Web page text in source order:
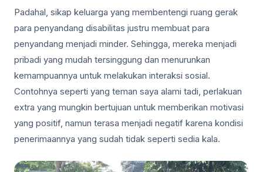
Padahal, sikap keluarga yang membentengi ruang gerak
para penyandang disabilitas justru membuat para
penyandang menjadi minder. Sehingga, mereka menjadi
pribadi yang mudah tersinggung dan menurunkan
kemampuannya untuk melakukan interaksi sosial.
Contohnya seperti yang teman saya alami tadi, perlakuan
extra yang mungkin bertujuan untuk memberikan motivasi
yang positif, namun terasa menjadi negatif karena kondisi
penerimaannya yang sudah tidak seperti sedia kala.